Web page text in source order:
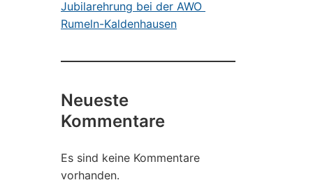
Jubilarehrung bei der AWO
Rumeln-Kaldenhausen
Neueste
Kommentare
Es sind keine Kommentare
vorhanden.